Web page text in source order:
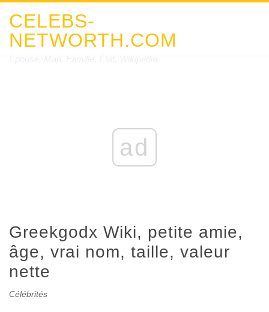
CELEBS-
NETWORTH.COM
ad
Greekgodx Wiki, petite amie,
âge, vrai nom, taille, valeur
nette
Célébrités